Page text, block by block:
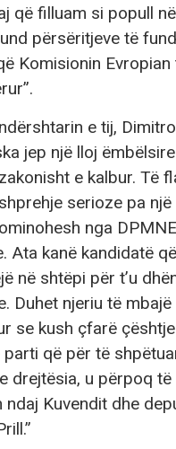
që filluam si popull
përsëritjeve të
Komisionin Evropian
e tij,
jep një lloj
e kalbur. Të
serioze pa
nga
Ata kanë kandidatë
në shtëpi për t’u
Duhet njeriu të
se kush çfarë
parti që për të
drejtësia, u përpoq
ndaj Kuvendit dhe